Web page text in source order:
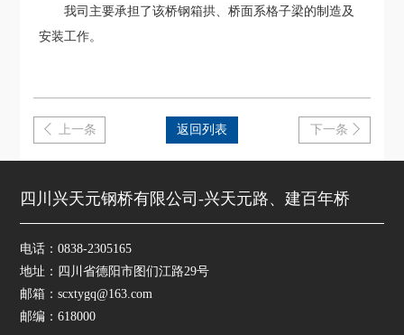
我司主要承担了该桥钢箱拱、桥面系格子梁的制造及
安装工作。
 上一条 返回列表 下一条 
四川兴天元钢桥有限公司-兴天元路、建百年桥
电话：0838-2305165
地址：四川省德阳市图们江路29号
邮箱：scxtygq@163.com
邮编：618000